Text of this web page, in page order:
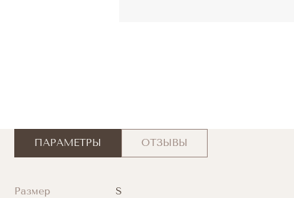
ПАРАМЕТРЫ ОТЗЫВЫ
Размер
S